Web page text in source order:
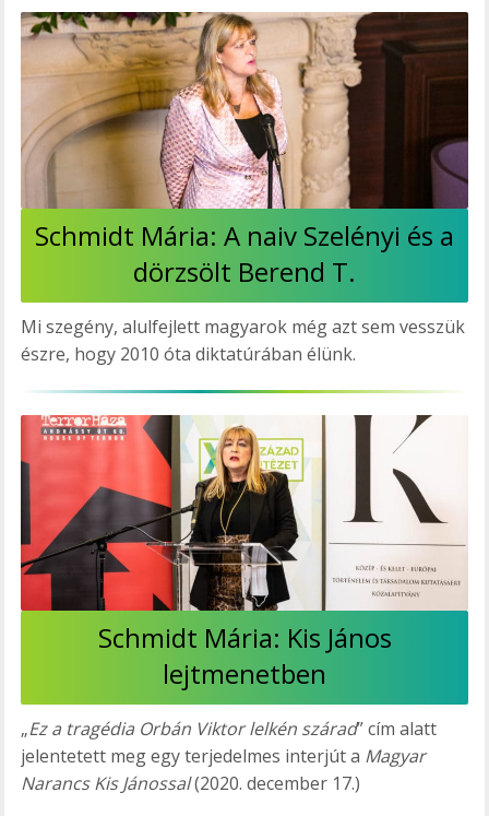
Schmidt Mária: A naiv Szelényi és a
dörzsölt Berend T.
Mi szegény, alulfejlett magyarok még azt sem vesszük
észre, hogy 2010 óta diktatúrában élünk.
Schmidt Mária: Kis János
lejtmenetben
„Ez a tragédia Orbán Viktor lelkén szárad” cím alatt
jelentetett meg egy terjedelmes interjút a Magyar
Narancs Kis Jánossal(2020. december 17.)